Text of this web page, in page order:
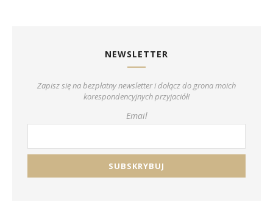
NEWSLETTER
Zapisz się na bezpłatny newsletter i dołącz do grona moich
korespondencyjnych przyjaciół!
Email